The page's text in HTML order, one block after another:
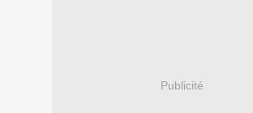
Publicité